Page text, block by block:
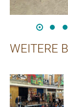
WEITERE